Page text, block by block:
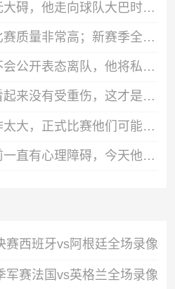
记者：芒特身体并无大碍，他走向球队大巴时面带笑容
阿玛德：和巴黎的比赛质量非常高；新赛季全队都渴望能够斩获佳绩
阿斯：阿尔瓦雷斯不会公开表态离队，他将私下与西蒙尼和马竞沟通
纽卡主帅：埃兰加看起来没有受重伤，这才是今晚最重要的
范赫克：赫塔费动作太大，正式比赛他们可能已经吃两三张红牌了
阿隆索：拉维亚此前一直有心理障碍，今天他很累但发自内心地开心
赛西班牙vs阿根廷全场录像
军赛法国vs英格兰全场录像